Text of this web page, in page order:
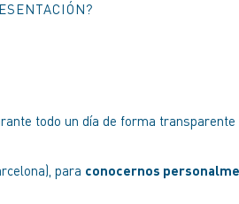
todo un día de forma transparente
para conocernos